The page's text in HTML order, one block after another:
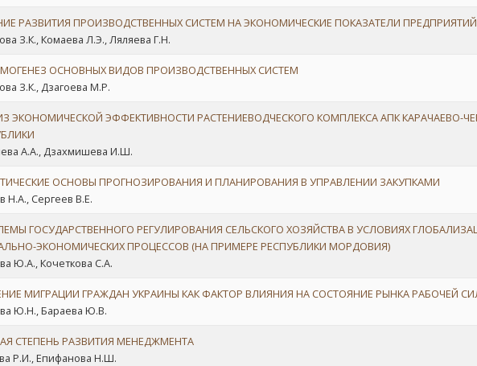
РАЗВИТИЯ ПРОИЗВОДСТВЕННЫХ СИСТЕМ НА ЭКОНОМИЧЕСКИЕ ПОКАЗАТЕЛИ ПРЕДПРИЯТИЙ
З.К., Комаева Л.Э., Ляляева Г.Н.
ОСНОВНЫХ ВИДОВ ПРОИЗВОДСТВЕННЫХ СИСТЕМ
З.К., Дзагоева М.Р.
ЭКОНОМИЧЕСКОЙ ЭФФЕКТИВНОСТИ РАСТЕНИЕВОДЧЕСКОГО КОМПЛЕКСА АПК КАРАЧАЕВО-
А.А., Дзахмишева И.Ш.
ОСНОВЫ ПРОГНОЗИРОВАНИЯ И ПЛАНИРОВАНИЯ В УПРАВЛЕНИИ ЗАКУПКАМИ
Н.А., Сергеев В.Е.
ГОСУДАРСТВЕННОГО РЕГУЛИРОВАНИЯ СЕЛЬСКОГО ХОЗЯЙСТВА В УСЛОВИЯХ
ЭКОНОМИЧЕСКИХ ПРОЦЕССОВ (НА ПРИМЕРЕ РЕСПУБЛИКИ МОРДОВИЯ)
Ю.А., Кочеткова С.А.
МИГРАЦИИ ГРАЖДАН УКРАИНЫ КАК ФАКТОР ВЛИЯНИЯ НА СОСТОЯНИЕ РЫНКА РАБОЧЕЙ
Ю.Н., Бараева Ю.В.
СТЕПЕНЬ РАЗВИТИЯ МЕНЕДЖМЕНТА
Р.И., Епифанова Н.Ш.